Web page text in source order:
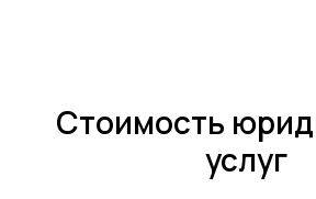
Стоимость
услуг